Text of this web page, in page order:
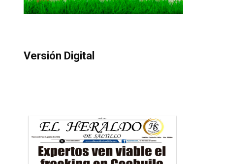
Versión Digital